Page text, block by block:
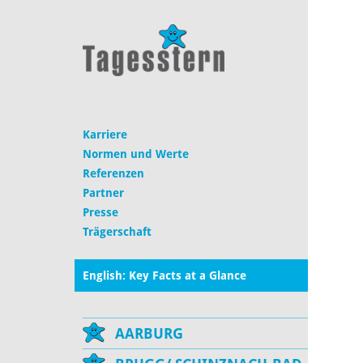
Karriere
Normen und Werte
Referenzen
Partner
Presse
Trägerschaft
English: Key Facts at a Glance
AARBURG